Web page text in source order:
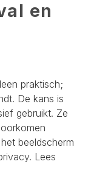
en
praktisch;
De kans is
gebruikt. Ze
beeldscherm
Lees